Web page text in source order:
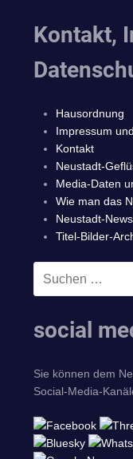
Kontakt,
Hausordnung
Impressum
Kontakt
Neustadt-
Media-Daten
Wie man das
Neustadt-
Titel-Bilder-
Suchen
social
Sie können dem
Social-Media-